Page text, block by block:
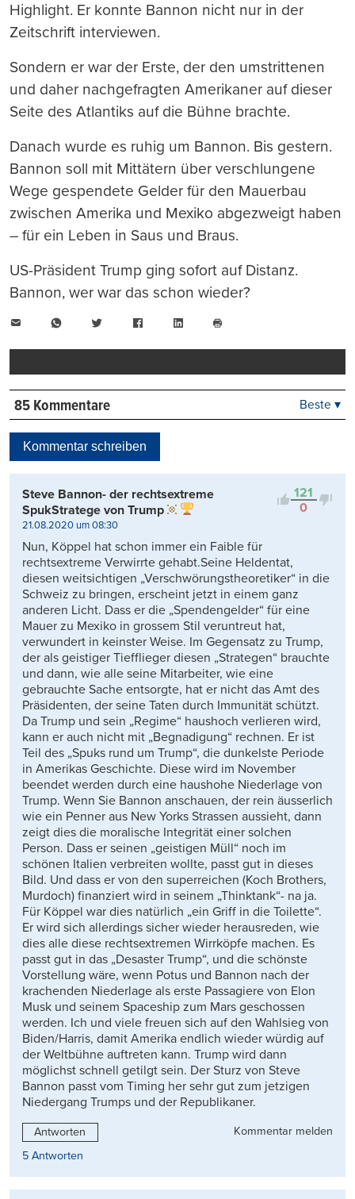
Highlight. Er konnte Bannon nicht nur in der
Zeitschrift interviewen.
Sondern er war der Erste, der den umstrittenen
und daher nachgefragten Amerikaner auf dieser
Seite des Atlantiks auf die Bühne brachte.
Danach wurde es ruhig um Bannon. Bis gestern.
Bannon soll mit Mittätern über verschlungene
Wege gespendete Gelder für den Mauerbau
zwischen Amerika und Mexiko abgezweigt haben
– für ein Leben in Saus und Braus.
US-Präsident Trump ging sofort auf Distanz.
Bannon, wer war das schon wieder?
WhatsAppTwitter FacebookLinkedIn
drucken
85 Kommentare
Kontrovers
Beste ▾
Kommentar schreiben
121
0
Steve Bannon- der rechtsextreme
SpukStratege von Trump
21.08.2020 um 08:30
Nun, Köppel hat schon immer ein Faible für
rechtsextreme Verwirrte gehabt.Seine Heldentat,
diesen weitsichtigen „Verschwörungstheoretiker“ in die
Schweiz zu bringen, erscheint jetzt in einem ganz
anderen Licht. Dass er die „Spendengelder“ für eine
Mauer zu Mexiko in grossem Stil veruntreut hat,
verwundert in keinster Weise. Im Gegensatz zu Trump,
der als geistiger Tiefflieger diesen „Strategen“ brauchte
und dann, wie alle seine Mitarbeiter, wie eine
gebrauchte Sache entsorgte, hat er nicht das Amt des
Präsidenten, der seine Taten durch Immunität schützt.
Da Trump und sein „Regime“ haushoch verlieren wird,
kann er auch nicht mit „Begnadigung“ rechnen. Er ist
Teil des „Spuks rund um Trump“, die dunkelste Periode
in Amerikas Geschichte. Diese wird im November
beendet werden durch eine haushohe Niederlage von
Trump. Wenn Sie Bannon anschauen, der rein äusserlich
wie ein Penner aus New Yorks Strassen aussieht, dann
zeigt dies die moralische Integrität einer solchen
Person. Dass er seinen „geistigen Müll“ noch im
schönen Italien verbreiten wollte, passt gut in dieses
Bild. Und dass er von den superreichen (Koch Brothers,
Murdoch) finanziert wird in seinem „Thinktank“- na ja.
Für Köppel war dies natürlich „ein Griff in die Toilette“.
Er wird sich allerdings sicher wieder herausreden, wie
dies alle diese rechtsextremen Wirrköpfe machen. Es
passt gut in das „Desaster Trump“, und die schönste
Vorstellung wäre, wenn Potus und Bannon nach der
krachenden Niederlage als erste Passagiere von Elon
Musk und seinem Spaceship zum Mars geschossen
werden. Ich und viele freuen sich auf den Wahlsieg von
Biden/Harris, damit Amerika endlich wieder würdig auf
der Weltbühne auftreten kann. Trump wird dann
möglichst schnell getilgt sein. Der Sturz von Steve
Bannon passt vom Timing her sehr gut zum jetzigen
Niedergang Trumps und der Republikaner.
Antworten
Kommentar melden
5 Antworten